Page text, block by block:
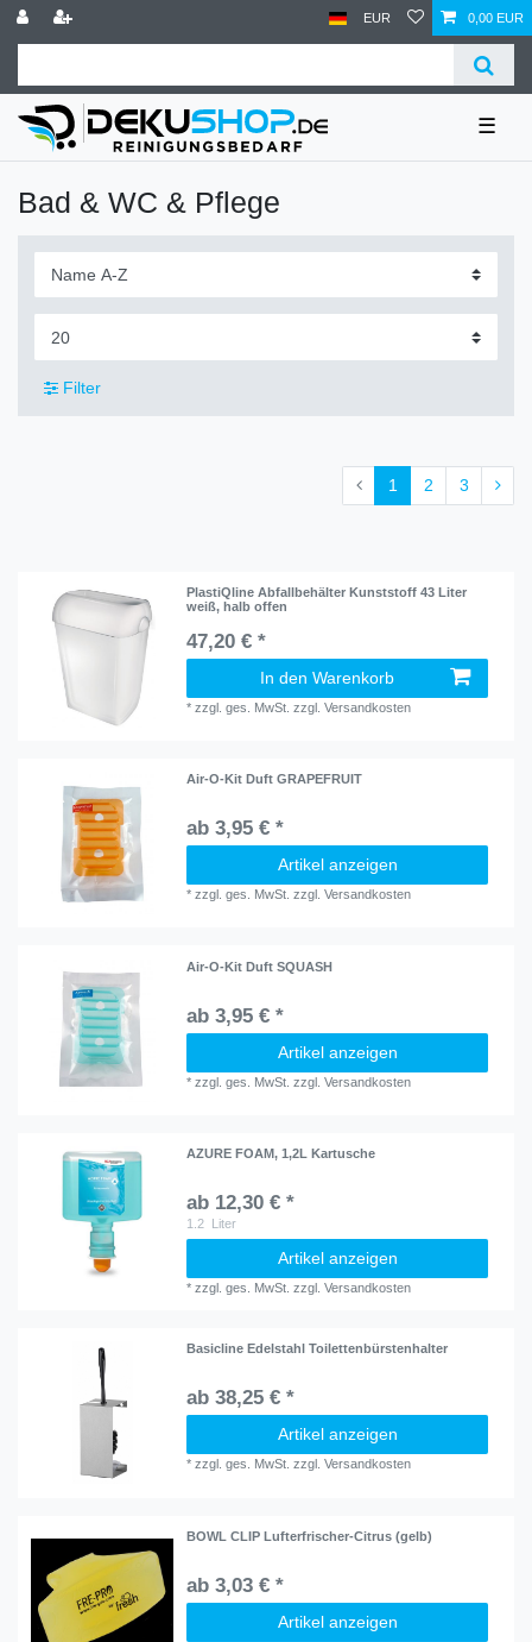
EUR 0,00 EUR
☰
Bad & WC & Pflege
Filter
1 2 3
PlastiQline Abfallbehälter Kunststoff 43 Liter
weiß, halb offen
47,20 € *
In den Warenkorb
*zzgl. ges. MwSt. zzgl.Versandkosten
Air-O-Kit Duft GRAPEFRUIT
ab 3,95 € *
Artikel anzeigen
*zzgl. ges. MwSt. zzgl.Versandkosten
Air-O-Kit Duft SQUASH
ab 3,95 € *
Artikel anzeigen
*zzgl. ges. MwSt. zzgl.Versandkosten
AZURE FOAM, 1,2L Kartusche
ab 12,30 € *
1.2 Liter
Artikel anzeigen
*zzgl. ges. MwSt. zzgl.Versandkosten
Basicline Edelstahl Toilettenbürstenhalter
ab 38,25 € *
Artikel anzeigen
*zzgl. ges. MwSt. zzgl.Versandkosten
BOWL CLIP Lufterfrischer-Citrus (gelb)
ab 3,03 € *
Artikel anzeigen